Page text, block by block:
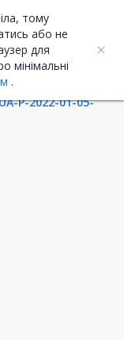
тому
або не
для
мінімальні
.
ENG
P-2022-01-05-